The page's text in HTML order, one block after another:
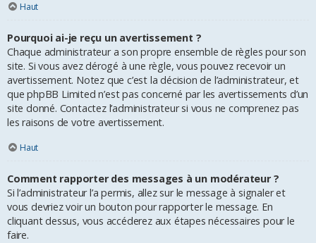
Haut
Pourquoi ai-je reçu un avertissement ?
Chaque administrateur a son propre ensemble de règles pour son
site. Si vous avez dérogé à une règle, vous pouvez recevoir un
avertissement. Notez que c’est la décision de l’administrateur, et
que phpBB Limited n’est pas concerné par les avertissements d’un
site donné. Contactez l’administrateur si vous ne comprenez pas
les raisons de votre avertissement.
Haut
Comment rapporter des messages à un modérateur ?
Si l’administrateur l’a permis, allez sur le message à signaler et
vous devriez voir un bouton pour rapporter le message. En
cliquant dessus, vous accéderez aux étapes nécessaires pour le
faire.